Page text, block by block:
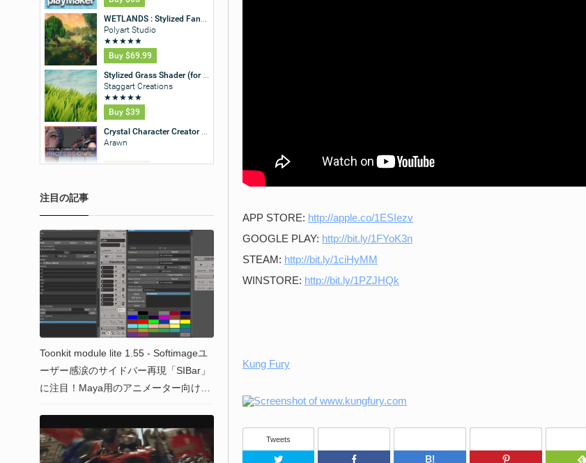
APP STORE: http://apple.co/1ESIezv
GOOGLE PLAY: http://bit.ly/1FYoK3n
STEAM: http://bit.ly/1ciHyMM
WINSTORE: http://bit.ly/1PZJHQk
Kung Fury
Tweets
Twitter Facebook はてなブックマーク
注目の記事
Toonkit module lite 1.55 - Softimageユ
ーザー感涙のサイドバー再現「SIBar」
に注目！Maya用のアニメーター向けツ